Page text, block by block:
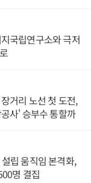
국립연구소와 극저
거리 노선 첫 도전,
사' 승부수 통할까
립 움직임 본격화,
명 결집